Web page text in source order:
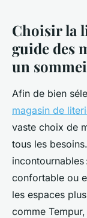
Choisir la
guide des
un
Afin de bien
magasin de
vaste choix de
tous les
confortable ou
les espaces
comme